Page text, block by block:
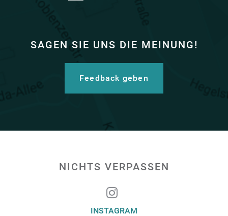
SAGEN SIE UNS DIE MEINUNG!
Feedback geben
NICHTS VERPASSEN
INSTAGRAM